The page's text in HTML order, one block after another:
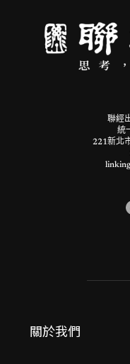
聯經
統
221新北
關於我們